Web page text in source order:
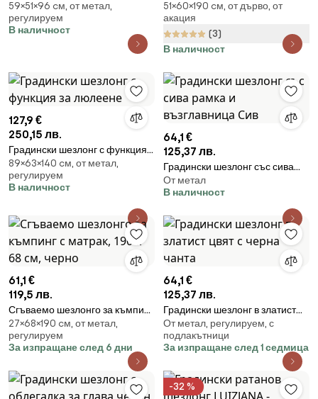
чанта Оранжево
59×51×96 cм, от метал,
регулируем
В наличност
акациева дървесина
51×60×190 cм, от дърво, от
акация
(3)
В наличност
127,9 €
250,15 лв.
Градински шезлонг с функция
за люлеене
89×63×140 cм, от метал,
регулируем
В наличност
64,1 €
125,37 лв.
Градински шезлонг със сива
рамка и възглавница Сив
От метал
В наличност
61,1 €
119,5 лв.
Сгъваемо шезлонго за къмпинг
с матрак, 190 x 68 см, черно
27×68×190 cм, от метал,
регулируем
За изпращане след 6 дни
64,1 €
125,37 лв.
Градински шезлонг в златист
цвят с черна чанта
От метал, регулируем, с
подлакътници
За изпращане след 1 седмица
-32 %